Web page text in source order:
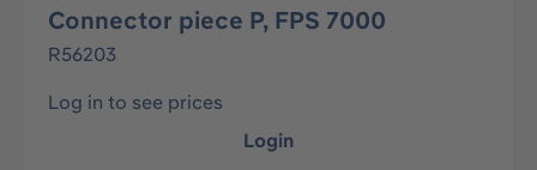
Connector piece P, FPS 7000
R56203
Log in to see prices
Login